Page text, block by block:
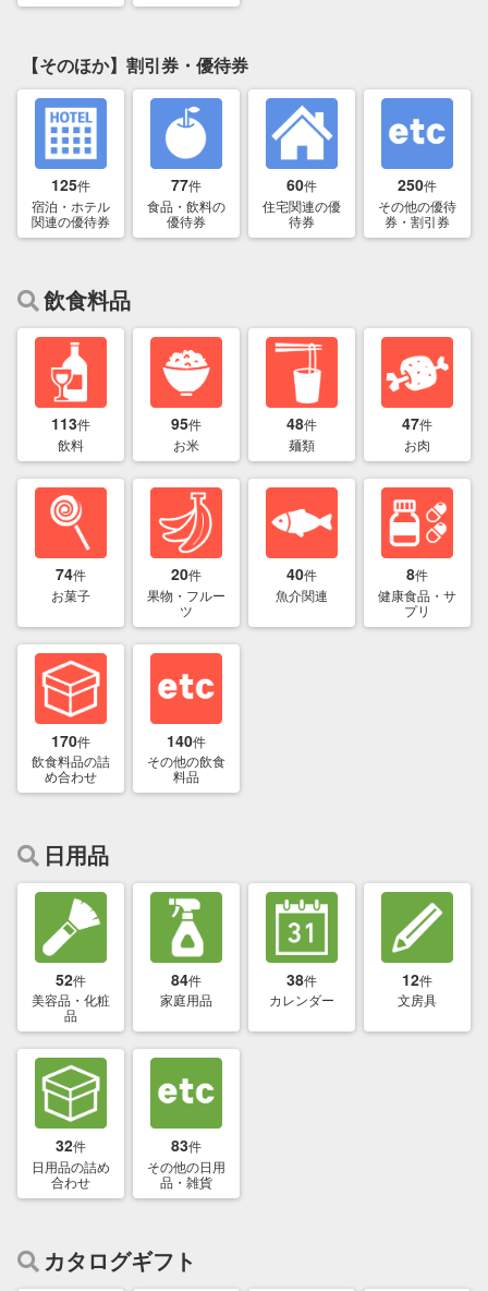
【そのほか】割引券・優待券
125件
宿泊・ホテル
関連の優待券
77件
食品・飲料の
優待券
60件
住宅関連の優
待券
250件
その他の優待
券・割引券
飲食料品
113件
飲料
95件
お米
48件
麺類
47件
お肉
74件
お菓子
20件
果物・フルー
ツ
40件
魚介関連
8件
健康食品・サ
プリ
170件
飲食料品の詰
め合わせ
140件
その他の飲食
料品
日用品
52件
美容品・化粧
品
84件
家庭用品
38件
カレンダー
12件
文房具
32件
日用品の詰め
合わせ
83件
その他の日用
品・雑貨
カタログギフト